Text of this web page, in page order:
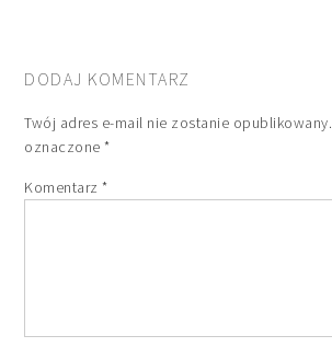
DODAJ KOMENTARZ
Twój adres e-mail nie zostanie opublikowany.
oznaczone*
Komentarz*